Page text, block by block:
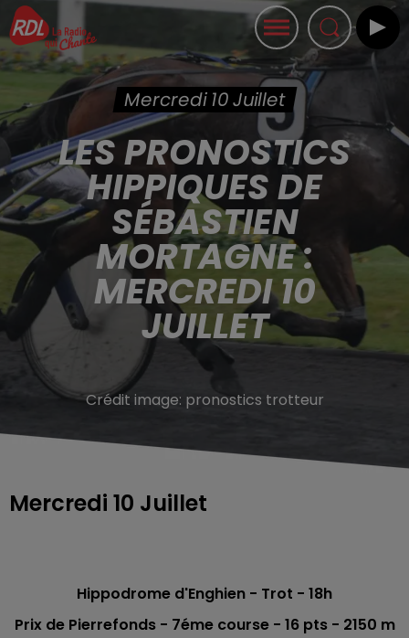
Mercredi 10 Juillet
LES PRONOSTICS
HIPPIQUES DE
SÉBASTIEN
MORTAGNE :
MERCREDI 10
JUILLET
Crédit image: pronostics trotteur
Mercredi 10 Juillet
Hippodrome d'Enghien - Trot - 18h
Prix de Pierrefonds - 7éme course - 16 pts - 2150 m